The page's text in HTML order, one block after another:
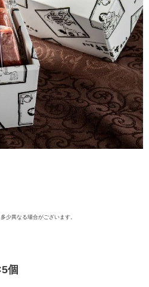
ら探す
少異なる場合がございます。
個